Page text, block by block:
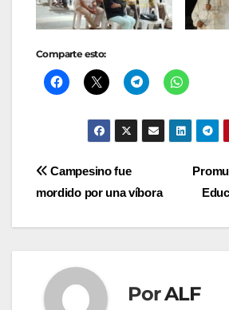
Comparte esto:
Navegación
Campesino fue
mordido por una víbora
PorALF